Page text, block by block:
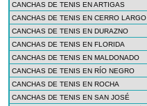
CANCHAS DE TENIS EN ARTIGAS
CANCHAS DE TENIS EN CERRO LARGO
CANCHAS DE TENIS EN DURAZNO
CANCHAS DE TENIS EN FLORIDA
CANCHAS DE TENIS EN MALDONADO
CANCHAS DE TENIS EN RÍO NEGRO
CANCHAS DE TENIS EN ROCHA
CANCHAS DE TENIS EN SAN JOSÉ